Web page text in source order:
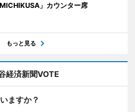
」カウンター席
もっと見る
経済新聞VOTE
ますか？